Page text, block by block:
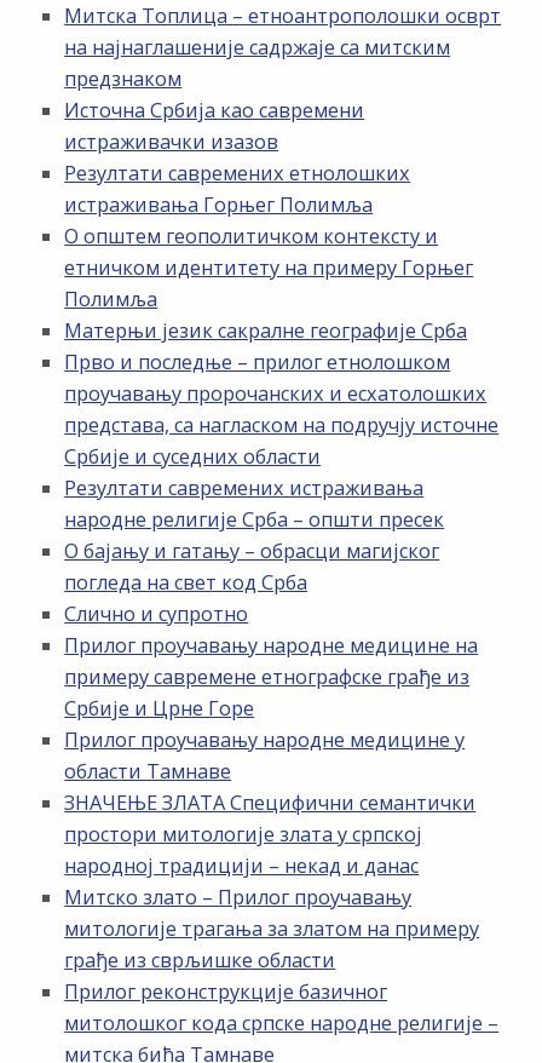
Митска Топлица – етноантрополошки осврт
на најнаглашеније садржаје са митским
предзнаком
Источна Србија као савремени
истраживачки изазов
Резултати савремених етнолошких
истраживања Горњег Полимља
О општем геополитичком контексту и
етничком идентитету на примеру Горњег
Полимља
Матерњи језик сакралне географије Срба
Прво и последње – прилог етнолошком
проучавању пророчанских и есхатолошких
представа, са нагласком на подручју источне
Србије и суседних области
Резултати савремених истраживања
народне религије Срба – општи пресек
О бајању и гатању – обрасци магијског
погледа на свет код Срба
Слично и супротно
Прилог проучавању народне медицине на
примеру савремене етнографске грађе из
Србије и Црне Горе
Прилог проучавању народне медицине у
области Тамнаве
ЗНАЧЕЊЕ ЗЛАТА Специфични семантички
простори митологије злата у српској
народној традицији – некад и данас
Митско злато – Прилог проучавању
митологије трагања за златом на примеру
грађе из сврљишке области
Прилог реконструкције базичног
митолошког кода српске народне религије –
митска бића Тамнаве